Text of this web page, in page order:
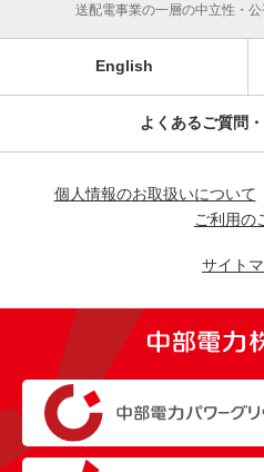
送配電事業の一層の中立性・公
English
よくあるご質問
個人情報のお取扱いについて
ご利用の
サイト
（新しいウィンドウを開